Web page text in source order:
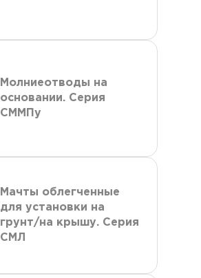
Молниеотводы на
основании. Серия
СММПу
Мачты облегченные
для установки на
грунт/на крышу. Серия
СМЛ